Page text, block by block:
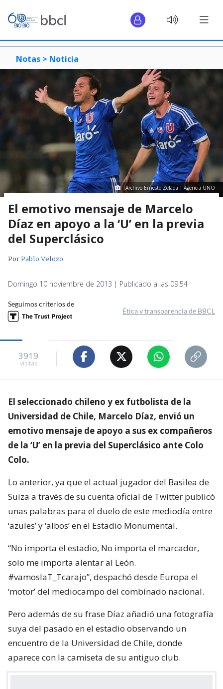
Notas > Noticia
Archivo Ernesto Zelada | Agencia UNO
El emotivo mensaje de Marcelo
Díaz en apoyo a la ‘U’ en la previa
del Superclásico
PorPablo Velozo
Domingo 10 noviembre de 2013 | Publicado a las 09:54
Seguimos criterios de
Ética y transparencia de BBCL
3919
visitas
El seleccionado chileno y ex futbolista de la
Universidad de Chile, Marcelo Díaz, envió un
emotivo mensaje de apoyo a sus ex compañeros
de la ‘U’ en la previa del Superclásico ante Colo
Colo.
Lo anterior, ya que el actual jugador del Basilea de
Suiza a través de su cuenta oficial de Twitter publicó
unas palabras para el duelo de este mediodía entre
‘azules’ y ‘albos’ en el Estadio Monumental.
“No importa el estadio, No importa el marcador,
solo me importa alentar al León.
#vamoslaT_Tcarajo”, despachó desde Europa el
‘motor’ del mediocampo del combinado nacional.
Pero además de su frase Díaz añadió una fotografía
suya del pasado en el estadio observando un
encuentro de la Universidad de Chile, donde
aparece con la camiseta de su antiguo club.